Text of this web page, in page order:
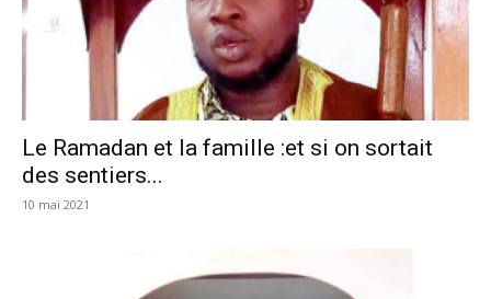
Le Ramadan et la famille :et si on sortait
des sentiers...
10 mai 2021